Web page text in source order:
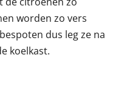
worden zo vers
dus leg ze na
koelkast.